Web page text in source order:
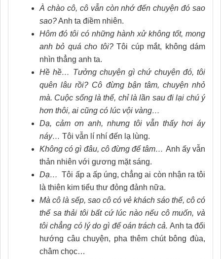
À chào cô, cô vẫn còn nhớ đến chuyện đó sao
sao?Anh ta điềm nhiên.
Hôm đó tôi có những hành xử không tốt, mong
anh bỏ quá cho tôi?Tôi cúp mắt, không dám
nhìn thẳng anh ta.
Hề hề… Tưởng chuyện gì chứ chuyện đó, tôi
quên lâu rồi? Cô đừng bận tâm, chuyện nhỏ
mà. Cuộc sống là thế, chỉ là lần sau đi lại chú ý
hơn thôi, ai cũng có lúc vội vàng…
Dạ, cảm ơn anh, nhưng tôi vẫn thấy hơi áy
náy… Tôi vẫn lí nhí đến lạ lùng.
Không có gì đâu, cô đừng để tâm… Anh ấy vẫn
thản nhiên với gương mặt sáng.
Dạ…Tôi ấp a ấp úng, chẳng ai còn nhận ra tôi
là thiên kim tiểu thư đỏng đảnh nữa.
Mà cô là sếp, sao cô có vẻ khách sáo thế, cô có
thể sa thải tôi bất cứ lúc nào nếu cô muốn, và
tôi chẳng có lý do gì để oán trách cả. Anh ta đổi
hướng câu chuyện, pha thêm chút bông đùa,
châm chọc…